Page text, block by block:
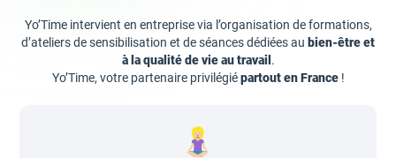
Yo’Time intervient en entreprise via l’organisation de formations,
d’ateliers de sensibilisation et de séances dédiées au bien-être et
à la qualité de vie au travail .
Yo’Time, votre partenaire privilégiépartout en France!